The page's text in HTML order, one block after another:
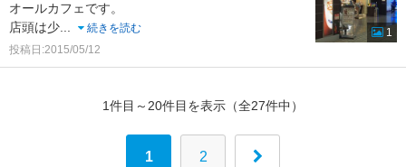
オールカフェです。
店頭は少...
続きを読む
投稿日:2015/05/12
1
1件目～20件目を表示（全27件中）
1 2